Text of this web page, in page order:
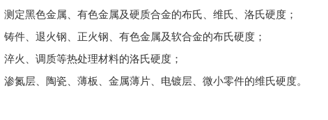
测定黑色金属、有色金属及硬质合金的布氏、维氏、洛氏硬度；
铸件、退火钢、正火钢、有色金属及软合金的布氏硬度；
淬火、调质等热处理材料的洛氏硬度；
渗氮层、陶瓷、薄板、金属薄片、电镀层、微小零件的维氏硬度。